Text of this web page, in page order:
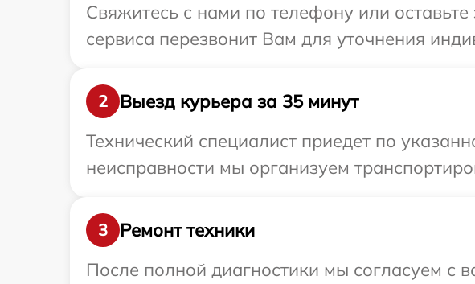
Свяжитесь с нами по телефону или
сервиса перезвонит Вам для уточнения
2
Выезд курьера за 35 минут
Технический специалист приедет по
неисправности мы организуем
3
Ремонт техники
После полной диагностики мы согласуем с